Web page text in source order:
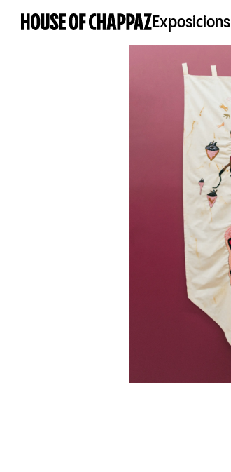
Exposicions